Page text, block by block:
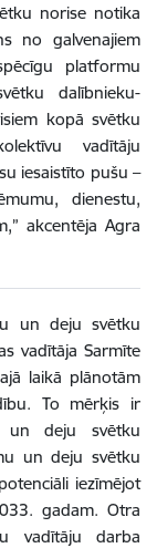
norise notika
no galvenajiem
platformu
dalībnieku-
kopā svētku
vadītāju
iesaistīto pušu –
dienestu,
akcentēja Agra
un deju svētku
vadītāja Sarmīte
laikā plānotām
To mērķis ir
un deju svētku
un deju svētku
iezīmējot
gadam. Otra
vadītāju darba